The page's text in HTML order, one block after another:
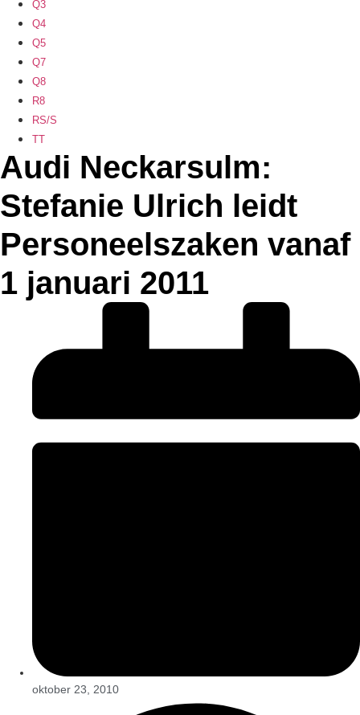
Q3
Q4
Q5
Q7
Q8
R8
RS/S
TT
Audi Neckarsulm:
Stefanie Ulrich leidt
Personeelszaken vanaf
1 januari 2011
oktober 23, 2010